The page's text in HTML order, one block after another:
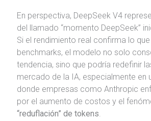
En perspectiva, DeepSeek V4
del llamado “momento DeepSeek”
Si el rendimiento real confirma lo
benchmarks, el modelo no solo
tendencia, sino que podría redefinir
mercado de la IA, especialmente en
donde empresas como Anthropic
por el aumento de costos y el
“reduflación” de tokens.